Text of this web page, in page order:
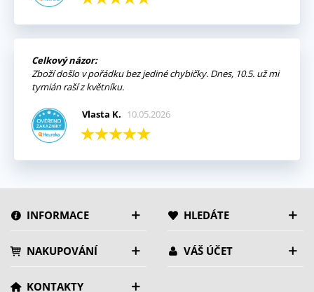
Celkový názor:
Zboží došlo v pořádku bez jediné chybičky. Dnes, 10.5. už mi
tymián raší z květníku.
Vlasta K. 10.05.2026
INFORMACE HLEDÁTE
NAKUPOVÁNÍ VÁŠ ÚČET
KONTAKTY